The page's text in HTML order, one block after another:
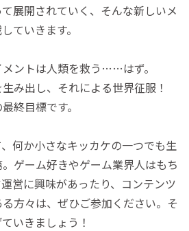
展開されていく、そんな新しいメ
ていきます。
ントは人類を救う……はず。
み出し、それによる世界征服！
終目標です。
何か小さなキッカケの一つでも生
ゲーム好きやゲーム業界人はもち
営に興味があったり、コンテンツ
方々は、ぜひご参加ください。そ
いきましょう！